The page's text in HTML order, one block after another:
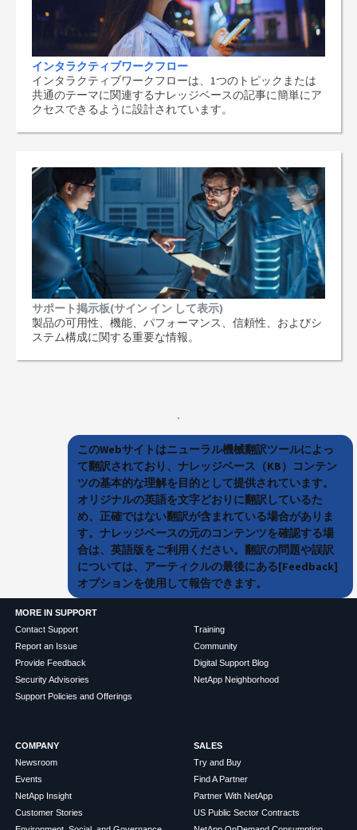
インタラクティブワークフロー
インタラクティブワークフローは、1つのトピックまたは
共通のテーマに関連するナレッジベースの記事に簡単にア
クセスできるように設計されています。
サポート掲示板(サイン イン して表示)
製品の可用性、機能、パフォーマンス、信頼性、およびシ
ステム構成に関する重要な情報。
このWebサイトはニューラル機械翻訳ツールによっ
て翻訳されており、ナレッジベース（KB）コンテン
ツの基本的な理解を目的として提供されています。
オリジナルの英語を文字どおりに翻訳しているた
め、正確ではない翻訳が含まれている場合がありま
す。ナレッジベースの元のコンテンツを確認する場
合は、英語版をご利用ください。翻訳の問題や誤訳
については、アーティクルの最後にある[Feedback]
オプションを使用して報告できます。
MORE IN SUPPORT
Contact Support
Report an Issue
Provide Feedback
Security Advisories
Support Policies and Offerings
Training
Community
Digital Support Blog
NetApp Neighborhood
COMPANY
Newsroom
Events
NetApp Insight
Customer Stories
SALES
Try and Buy
Find A Partner
Partner With NetApp
US Public Sector Contracts